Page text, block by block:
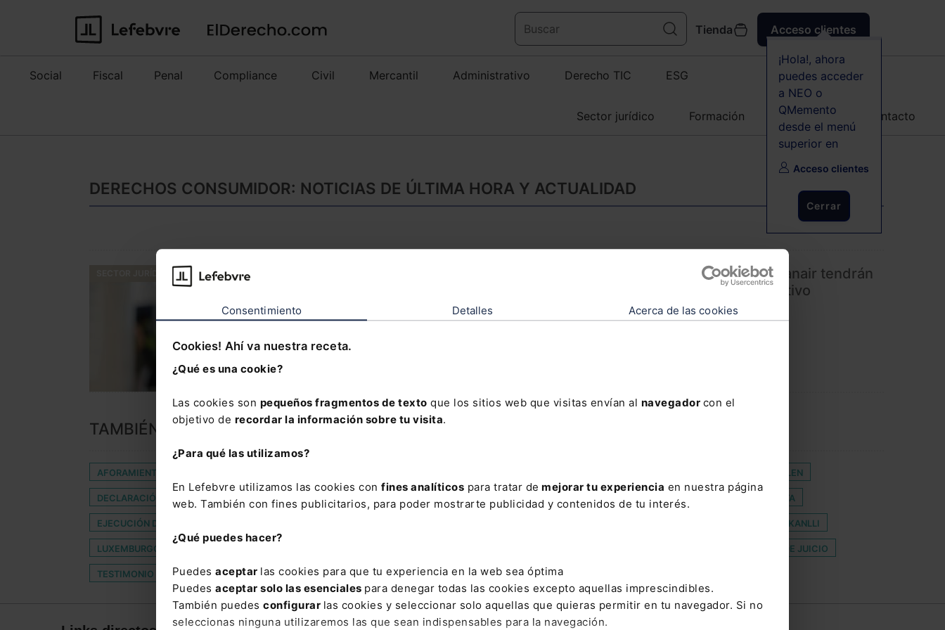
Consentimiento Detalles Acerca de las cookies
Cookies! Ahí va nuestra receta.
¿Qué es una cookie?
Las cookies son pequeños fragmentos de texto que los sitios web que visitas envían al navegador con el
objetivo de recordar la información sobre tu visita.
¿Para qué las utilizamos?
En Lefebvre utilizamos las cookies con fines analíticos para tratar de mejorar tu experiencia en nuestra página
web. También con fines publicitarios, para poder mostrarte publicidad y contenidos de tu interés.
¿Qué puedes hacer?
Puedes aceptar las cookies para que tu experiencia en la web sea óptima
Puedes aceptar solo las esenciales para denegar todas las cookies excepto aquellas imprescindibles.
También puedes configurar las cookies y seleccionar solo aquellas que quieras permitir en tu navegador. Si no
seleccionas ninguna utilizaremos las que sean indispensables para la navegación.
Tienda Acceso clientes
¡Hola!, ahora
puedes acceder
a NEO o
QMemento
desde el menú
superior en
Acceso clientes
Cerrar
Social Fiscal Penal Compliance Civil Mercantil Administrativo Derecho TIC ESG
Sector jurídico Formación Agenda Contacto
DERECHOS CONSUMIDOR: NOTICIAS DE ÚLTIMA HORA Y ACTUALIDAD
Los afectados por las cancelaciones de Ryanair tendrán
derecho a asistencia y a transporte alternativo
TAMBIÉN TE PUEDE INTERESAR
AFORAMIENTO PARLAMENTARIO CUMPLEN
DECLARACIÓN FISCAL DEFENSORA DEL PUEBLO DÍAS COTIZADOS DOCUMENTO JUDICIAL E-COMMERCE-CORONAVIRUS ECONOMISTA
EJECUCIÓN DE RESOLUCIÓN KANLLI
LUXEMBURGO SUSPENSIÓN DE JUICIO
TESTIMONIO DE REFERENCIA WEBS PIRATAS